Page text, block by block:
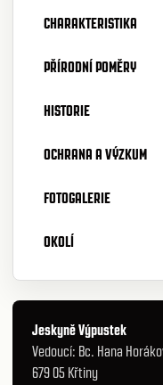
CHARAKTERISTIKA
PŘÍRODNÍ POMĚRY
HISTORIE
OCHRANA A VÝZKUM
FOTOGALERIE
OKOLÍ
Jeskyně Výpustek
Vedoucí: Bc. Hana
679 05 Křtiny